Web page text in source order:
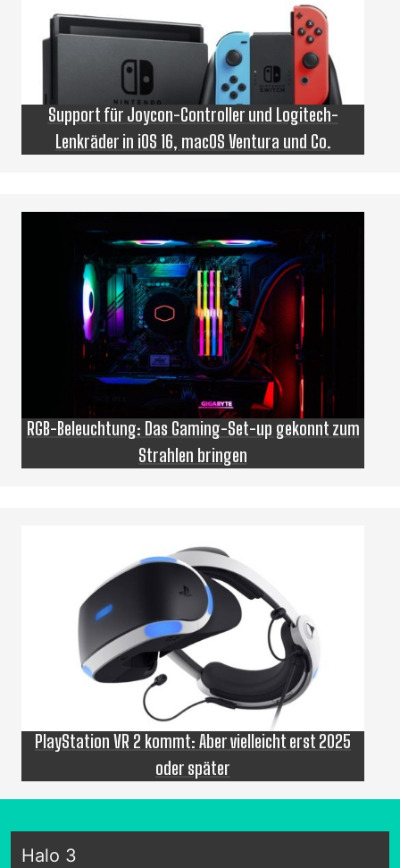
Support für Joycon-Controller und Logitech-
Lenkräder in iOS 16, macOS Ventura und Co.
RGB-Beleuchtung: Das Gaming-Set-up gekonnt zum
Strahlen bringen
PlayStation VR 2 kommt: Aber vielleicht erst 2025
oder später
Halo 3